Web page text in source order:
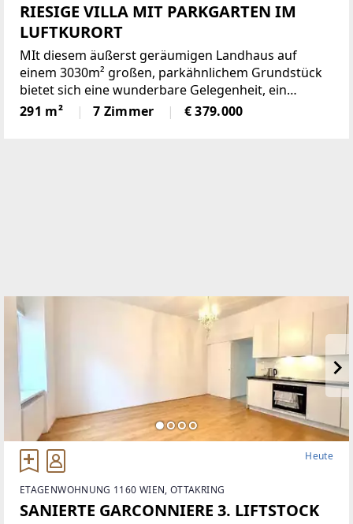
RIESIGE VILLA MIT PARKGARTEN IM
LUFTKURORT
MIt diesem äußerst geräumigen Landhaus auf
einem 3030m² großen, parkähnlichem Grundstück
bietet sich eine wunderbare Gelegenheit, ein
einmaliges Domizil in der beliebten Gemeinde
Krumbach zu schaffen!Das 1972 in Ziegelbauweise
291 m² 7 Zimmer € 379.000
Heute
ETAGENWOHNUNG 1160 WIEN, OTTAKRING
SANIERTE GARCONNIERE 3. LIFTSTOCK